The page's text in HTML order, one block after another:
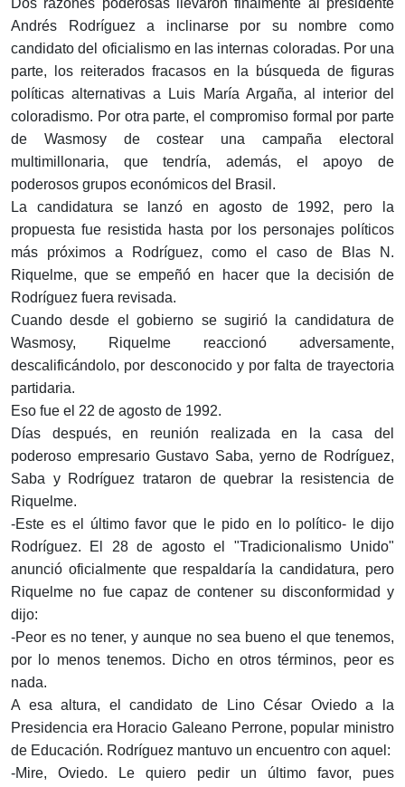
Dos razones poderosas llevaron finalmente al presidente
Andrés Rodríguez a inclinarse por su nombre como
candidato del oficialismo en las internas coloradas. Por una
parte, los reiterados fracasos en la búsqueda de figuras
políticas alternativas a Luis María Argaña, al interior del
coloradismo. Por otra parte, el compromiso formal por parte
de Wasmosy de costear una campaña electoral
multimillonaria, que tendría, además, el apoyo de
poderosos grupos económicos del Brasil.
La candidatura se lanzó en agosto de 1992, pero la
propuesta fue resistida hasta por los personajes políticos
más próximos a Rodríguez, como el caso de Blas N.
Riquelme, que se empeñó en hacer que la decisión de
Rodríguez fuera revisada.
Cuando desde el gobierno se sugirió la candidatura de
Wasmosy, Riquelme reaccionó adversamente,
descalificándolo, por desconocido y por falta de trayectoria
partidaria.
Eso fue el 22 de agosto de 1992.
Días después, en reunión realizada en la casa del
poderoso empresario Gustavo Saba, yerno de Rodríguez,
Saba y Rodríguez trataron de quebrar la resistencia de
Riquelme.
-Este es el último favor que le pido en lo político- le dijo
Rodríguez. El 28 de agosto el "Tradicionalismo Unido"
anunció oficialmente que respaldaría la candidatura, pero
Riquelme no fue capaz de contener su disconformidad y
dijo:
-Peor es no tener, y aunque no sea bueno el que tenemos,
por lo menos tenemos. Dicho en otros términos, peor es
nada.
A esa altura, el candidato de Lino César Oviedo a la
Presidencia era Horacio Galeano Perrone, popular ministro
de Educación. Rodríguez mantuvo un encuentro con aquel:
-Mire, Oviedo. Le quiero pedir un último favor, pues